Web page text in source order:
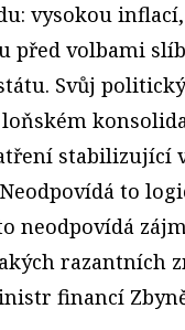
vysokou
před volbami
Svůj
stabilizující
to
neodpovídá
razantních
financí